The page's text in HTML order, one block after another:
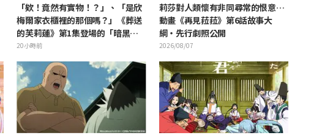
「欸！竟然有實物！？」、「是欣
梅爾家衣櫃裡的那個嗎？」《葬送
的芙莉蓮》第1集登場的「暗黑龍
的角」公開引發粉絲驚愕
20小時前
莉莎對人類懷有非同尋常的恨意…
動畫《再見菈菈》第6話故事大
綱・先行劇照公開
2026/08/07